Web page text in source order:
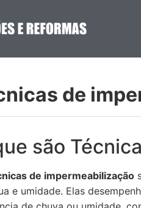
de
são
de impermeabilização
e umidade. Elas